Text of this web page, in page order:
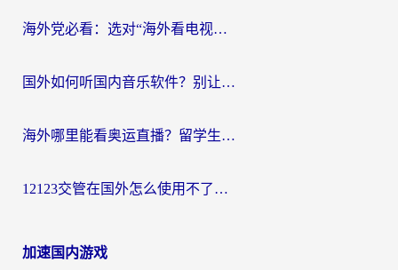
海外党必看：选对“海外看电视剧软件”，再也不用愁国内剧刷不了
国外如何听国内音乐软件？别让地域限制，断了你的中文歌单
海外哪里能看奥运直播？留学生&海外华人必看的体育赛事观赛终极指南
12123交管在国外怎么使用不了？海外华人必看的无缝访问国内资源指南
加速国内游戏